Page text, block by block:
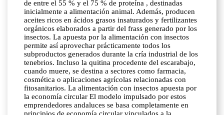
de entre el 55 % y el 75 % de proteína , destinadas
inicialmente a alimentación animal. Además, producen
aceites ricos en ácidos grasos insaturados y fertilizantes
orgánicos elaborados a partir del frass generado por los
insectos. La apuesta por la alimentación con insectos
permite así aprovechar prácticamente todos los
subproductos generados durante la cría industrial de los
tenebrios. Incluso la quitina procedente del escarabajo,
cuando muere, se destina a sectores como farmacia,
cosmética o aplicaciones agrícolas relacionadas con
fitosanitarios. La alimentación con insectos apuesta por
la economía circular El modelo impulsado por estos
emprendedores andaluces se basa completamente en